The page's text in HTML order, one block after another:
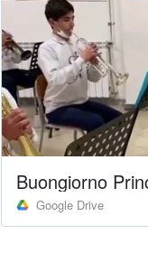
Buongiorno
Google Drive